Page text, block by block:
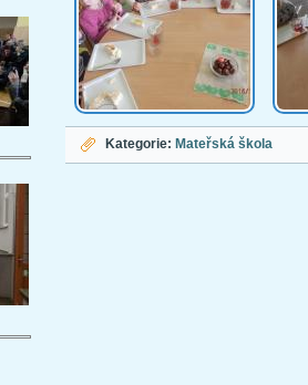
Kategorie: Mateřská škola